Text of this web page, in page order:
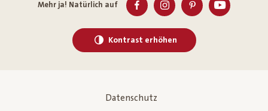
Mehr ja! Natürlich auf
Kontrast erhöhen
Datenschutz